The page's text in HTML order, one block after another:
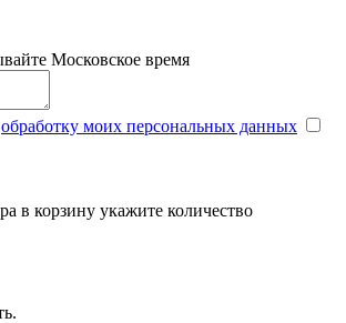
Московское время
обработку моих персональных данных
в корзину укажите количество